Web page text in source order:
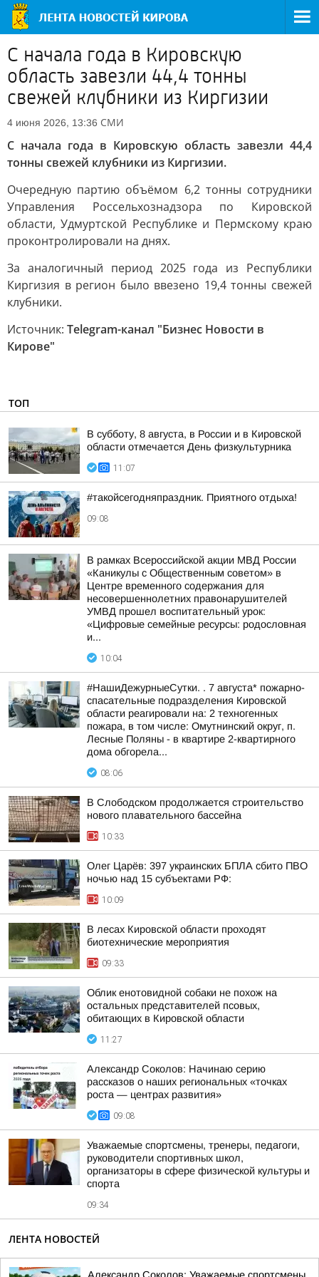
С начала года в Кировскую
область завезли 44,4 тонны
свежей клубники из Киргизии
4 июня 2026, 13:36 СМИ
С начала года в Кировскую область завезли 44,4
тонны свежей клубники из Киргизии.
Очередную партию объёмом 6,2 тонны сотрудники
Управления Россельхознадзора по Кировской
области, Удмуртской Республике и Пермскому краю
проконтролировали на днях.
За аналогичный период 2025 года из Республики
Киргизия в регион было ввезено 19,4 тонны свежей
клубники.
Источник: Telegram-канал "Бизнес Новости в
Кирове"
ТОП
В субботу, 8 августа, в России и в Кировской
области отмечается День физкультурника
11:07
#такойсегодняпраздник. Приятного отдыха!
09:08
В рамках Всероссийской акции МВД России
«Каникулы с Общественным советом» в
Центре временного содержания для
несовершеннолетних правонарушителей
УМВД прошел воспитательный урок:
«Цифровые семейные ресурсы: родословная
и...
10:04
#НашиДежурныеСутки. . 7 августа* пожарно-
спасательные подразделения Кировской
области реагировали на: 2 техногенных
пожара, в том числе: Омутнинский округ, п.
Лесные Поляны - в квартире 2-квартирного
дома обгорела...
08:06
В Слободском продолжается строительство
нового плавательного бассейна
10:33
Олег Царёв: 397 украинских БПЛА сбито ПВО
ночью над 15 субъектами РФ:
10:09
В лесах Кировской области проходят
биотехнические мероприятия
09:33
Облик енотовидной собаки не похож на
остальных представителей псовых,
обитающих в Кировской области
11:27
Александр Соколов: Начинаю серию
рассказов о наших региональных «точках
роста — центрах развития»
09:08
Уважаемые спортсмены, тренеры, педагоги,
руководители спортивных школ,
организаторы в сфере физической культуры и
спорта
09:34
ЛЕНТА НОВОСТЕЙ